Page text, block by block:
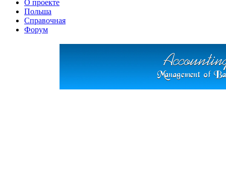
О проекте
Польша
Справочная
Форум